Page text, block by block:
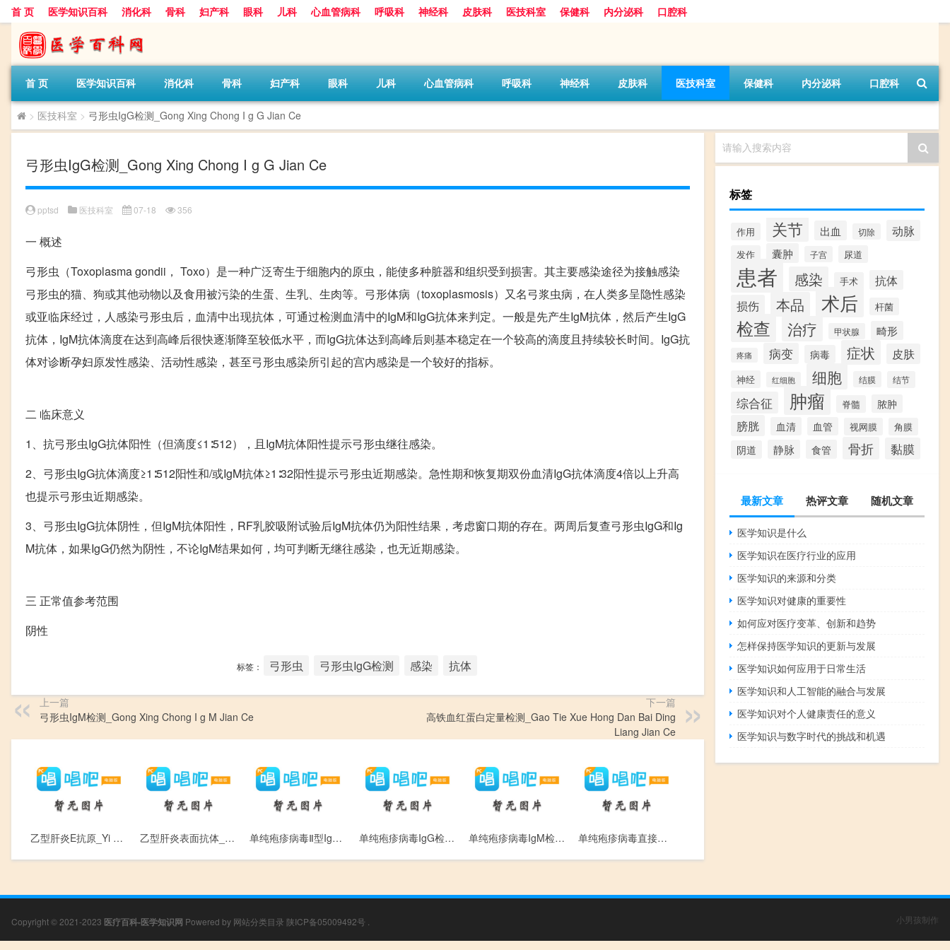
首 页 医学知识百科 消化科 骨科 妇产科 眼科 儿科 心血管病科 呼吸科 神经科 皮肤科 医技科室 保健科 内分泌科 口腔科
首 页 医学知识百科 消化科 骨科 妇产科 眼科 儿科 心血管病科 呼吸科 神经科 皮肤科 医技科室 保健科 内分泌科 口腔科
> 医技科室 > 弓形虫IgG检测_Gong Xing Chong I g G Jian Ce
弓形虫IgG检测_Gong Xing Chong I g G Jian Ce
pptsd 医技科室 07-18 356
一 概述
弓形虫（Toxoplasma gondii， Toxo）是一种广泛寄生于细胞内的原虫，能使多种脏器和组织受到损害。其主要感染途径为接触感染
弓形虫的猫、狗或其他动物以及食用被污染的生蛋、生乳、生肉等。弓形体病（toxoplasmosis）又名弓浆虫病，在人类多呈隐性感染
或亚临床经过，人感染弓形虫后，血清中出现抗体，可通过检测血清中的IgM和IgG抗体来判定。一般是先产生IgM抗体，然后产生IgG
抗体，IgM抗体滴度在达到高峰后很快逐渐降至较低水平，而IgG抗体达到高峰后则基本稳定在一个较高的滴度且持续较长时间。IgG抗
体对诊断孕妇原发性感染、活动性感染，甚至弓形虫感染所引起的宫内感染是一个较好的指标。
二 临床意义
1、抗弓形虫IgG抗体阳性（但滴度≤1∶512），且IgM抗体阳性提示弓形虫继往感染。
2、弓形虫IgG抗体滴度≥1∶512阳性和/或IgM抗体≥1∶32阳性提示弓形虫近期感染。急性期和恢复期双份血清IgG抗体滴度4倍以上升高
也提示弓形虫近期感染。
3、弓形虫IgG抗体阴性，但IgM抗体阳性，RF乳胶吸附试验后IgM抗体仍为阳性结果，考虑窗口期的存在。两周后复查弓形虫IgG和Ig
M抗体，如果IgG仍然为阴性，不论IgM结果如何，均可判断无继往感染，也无近期感染。
三 正常值参考范围
阴性
标签： 弓形虫 弓形虫IgG检测 感染 抗体
上一篇
弓形虫IgM检测_Gong Xing Chong I g M Jian Ce
下一篇
高铁血红蛋白定量检测_Gao Tie Xue Hong Dan Bai Ding
Liang Jian Ce
乙型肝炎E抗原_Yi Xing Gan Yan E Kang Yuan 乙型肝炎表面抗体_Yi Xing Gan Yan Biao Mian Kang Tii 单纯疱疹病毒Ⅱ型IgM抗体测定_Dan Chun Pao Zhen Bing Du Ⅱ Xing I g M Kang Ti Ce Ding 单纯疱疹病毒IgG检测_Dan Chun Pao Zhen Bing Du I g G Jian Ce 单纯疱疹病毒IgM检测_Dan Chun Pao Zhen Bing Du I g M Jian Ce 单纯疱疹病毒直接涂片检查_Dan Chun Pao Zhen Bing Du Zhi Jie Tu Pian Jian Cha
请输入搜索内容
标签
作用 关节 出血 切除 动脉
发作 囊肿 子宫 尿道
患者 感染 手术 抗体
损伤 本品 术后 杆菌
检查 治疗 甲状腺 畸形
疼痛 病变 病毒 症状 皮肤
神经 红细胞 细胞 结膜 结节
综合征 肿瘤 脊髓 脓肿
膀胱 血清 血管 视网膜 角膜
阴道 静脉 食管 骨折 黏膜
最新文章 热评文章 随机文章
医学知识是什么
医学知识在医疗行业的应用
医学知识的来源和分类
医学知识对健康的重要性
如何应对医疗变革、创新和趋势
怎样保持医学知识的更新与发展
医学知识如何应用于日常生活
医学知识和人工智能的融合与发展
医学知识对个人健康责任的意义
医学知识与数字时代的挑战和机遇
Copyright © 2021-2023 医疗百科-医学知识网 Powered by 网站分类目录 陕ICP备05009492号 小男孩制作